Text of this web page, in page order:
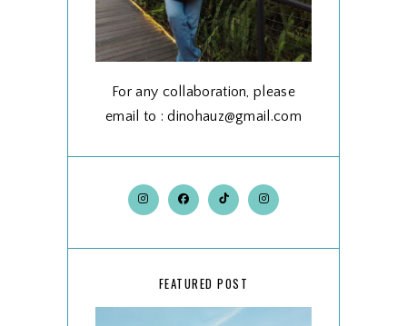
For any collaboration, please
email to : dinohauz@gmail.com
FEATURED POST